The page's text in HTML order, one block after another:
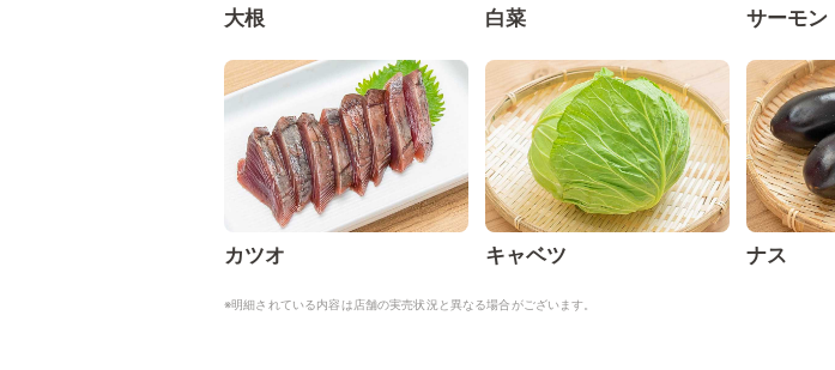
大根 白菜 サーモン
カツオ キャベツ ナス
※明細されている内容は店舗の実売状況と異なる場合がございます。